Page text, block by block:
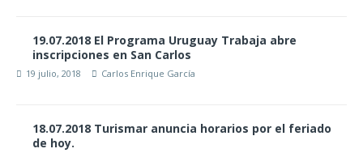
19.07.2018 El Programa Uruguay Trabaja abre
inscripciones en San Carlos
19 julio, 2018 Carlos Enrique García
18.07.2018 Turismar anuncia horarios por el feriado
de hoy.